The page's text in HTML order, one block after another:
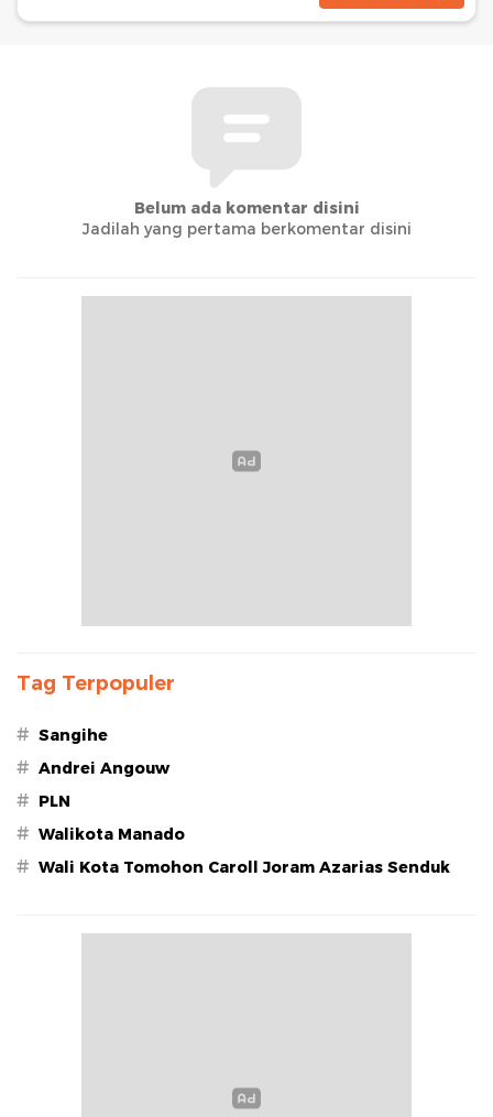
Belum ada komentar disini
Jadilah yang pertama berkomentar disini
Tag Terpopuler
# Sangihe
# Andrei Angouw
# PLN
# Walikota Manado
# Wali Kota Tomohon Caroll Joram Azarias Senduk